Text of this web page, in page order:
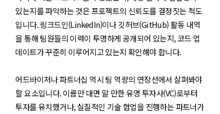
있는지를 파악하는 것은 프로젝트의 신뢰도를 결정짓는 척도
입니다. 링크드인(LinkedIn)이나 깃허브(GitHub) 활동 내역
을 통해 팀원들의 이력이 투명하게 공개되어 있는지, 코드 업
데이트가 꾸준히 이루어지고 있는지 확인해야 합니다.
어드바이저나 파트너십 역시 팀 역량의 연장선에서 살펴봐야
할 요소입니다. 이름만 대면 알 만한 유명 투자사(VC)로부터
투자를 유치했거나, 실질적인 기술 협업을 진행하는 파트너가